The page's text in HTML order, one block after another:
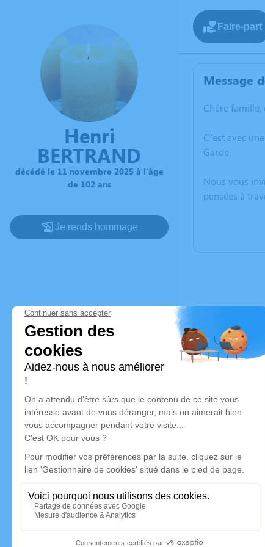
Henri
BERTRAND
décédé le 11 novembre 2025 à l'âge
de 102 ans
Je rends hommage
Faire-part
Message
Chère famille,
C’est avec
Garde.
Nous vous
pensées à
Déroulé
Le
Église